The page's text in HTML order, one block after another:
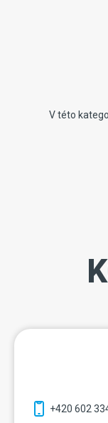
V této
+420 602